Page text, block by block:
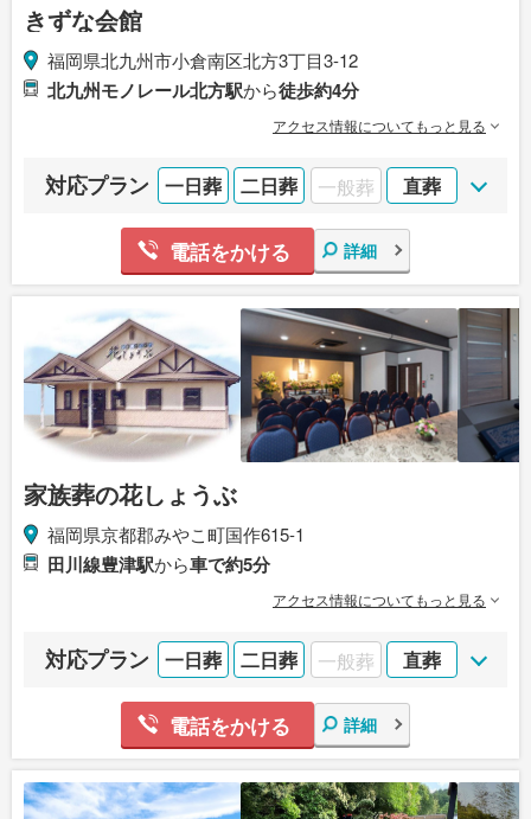
きずな会館
福岡県北九州市小倉南区北方3丁目3-12
北九州モノレール北方駅から徒歩約4分
アクセス情報についてもっと見る
対応プラン 一日葬 二日葬 一般葬 直葬
電話をかける 詳細
家族葬の花しょうぶ
福岡県京都郡みやこ町国作615-1
田川線豊津駅から車で約5分
アクセス情報についてもっと見る
対応プラン 一日葬 二日葬 一般葬 直葬
電話をかける 詳細